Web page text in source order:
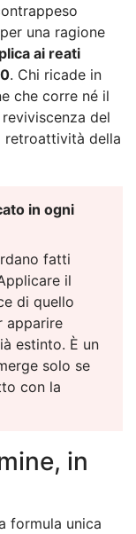
una ragione
ai reati
. Chi ricade in
che corre né il
del
retroattività della
in ogni
fatti
il
di quello
apparire
estinto. È un
solo se
con la
in
formula unica